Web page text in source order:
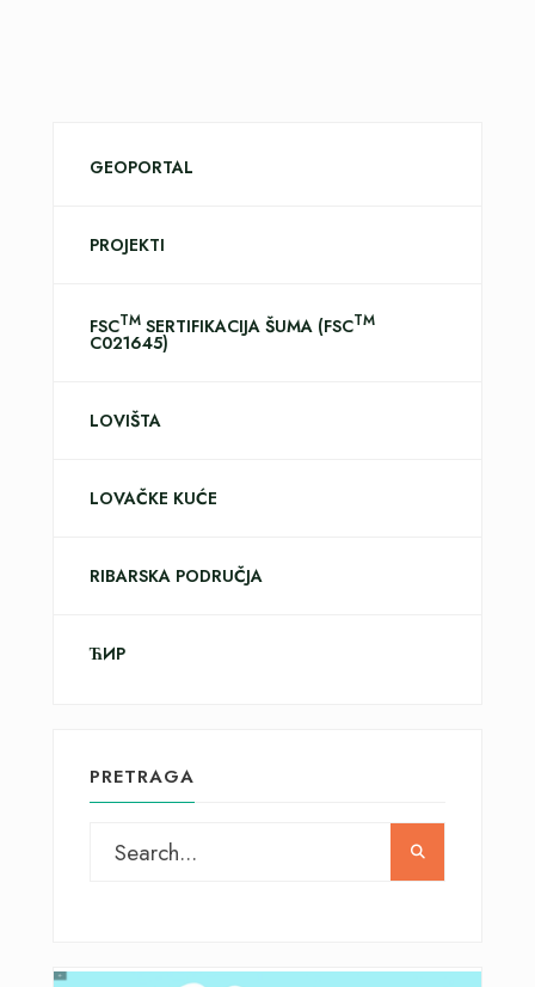
GEOPORTAL
PROJEKTI
FSCTM SERTIFIKACIJA ŠUMA (FSCTM
C021645)
LOVIŠTA
LOVAČKE KUĆE
RIBARSKA PODRUČJA
ЋИР
PRETRAGA